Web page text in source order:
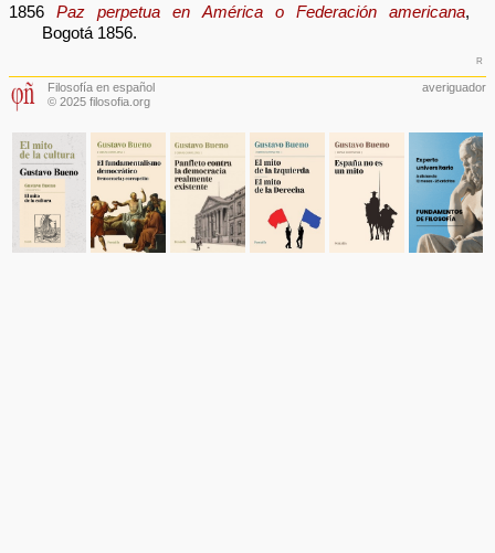
1856Paz perpetua en América o Federación americana,
Bogotá 1856.
r
Filosofía en español
© 2025 filosofia.org
averiguador